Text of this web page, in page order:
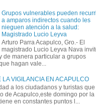
Grupos vulnerables pueden
a amparos indirectos cuando les
nieguen atención a la salud:
Magistrado Lucio Leyva
Arturo Parra Acapulco, Gro.- El
magistrado Lucio Leyva Nava
de manera particular a grupos
hagan vale...
LA VIGILANCIA EN ACAPULCO
a los ciudadanos y turistas que
de Acapulco,este domingo por la
en constantes puntos l...